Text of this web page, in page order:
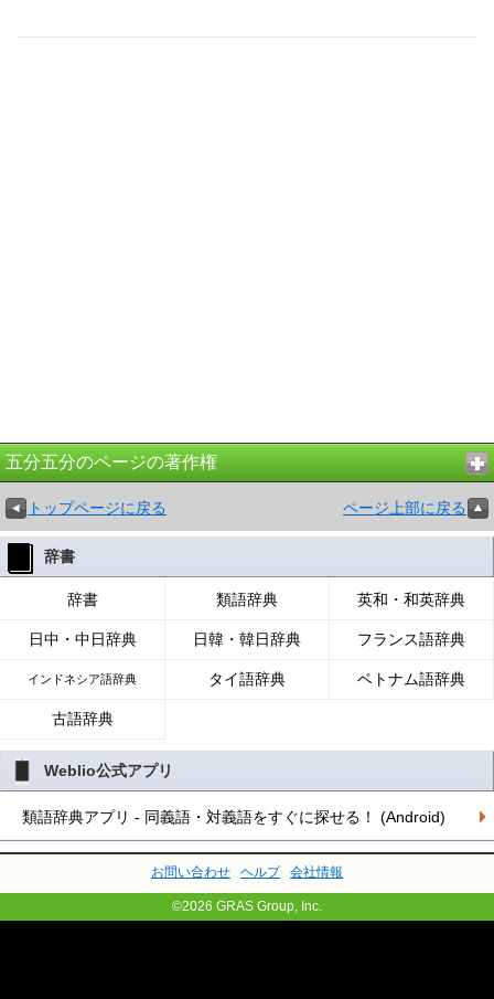
五分五分のページの著作権
トップページに戻る ページ上部に戻る
辞書
辞書 類語辞典 英和・和英辞典
日中・中日辞典 日韓・韓日辞典 フランス語辞典
インドネシア語辞典 タイ語辞典 ベトナム語辞典
古語辞典
Weblio公式アプリ
類語辞典アプリ - 同義語・対義語をすぐに探せる！ (Android)
お問い合わせ ヘルプ 会社情報
©2026 GRAS Group, Inc.